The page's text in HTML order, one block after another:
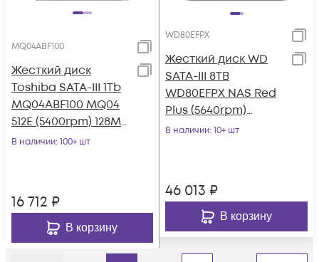
MQ04ABF100
Жесткий диск
Toshiba SATA-III 1Tb
MQ04ABF100 MQ04
512E (5400rpm) 128Mb
2.5"
В наличии: 100+ шт
16 712 ₽
В корзину
WD80EFPX
Жесткий диск WD
SATA-III 8TB
WD80EFPX NAS Red
Plus (5640rpm)
256Mb 3.5"
В наличии: 10+ шт
46 013 ₽
В корзину